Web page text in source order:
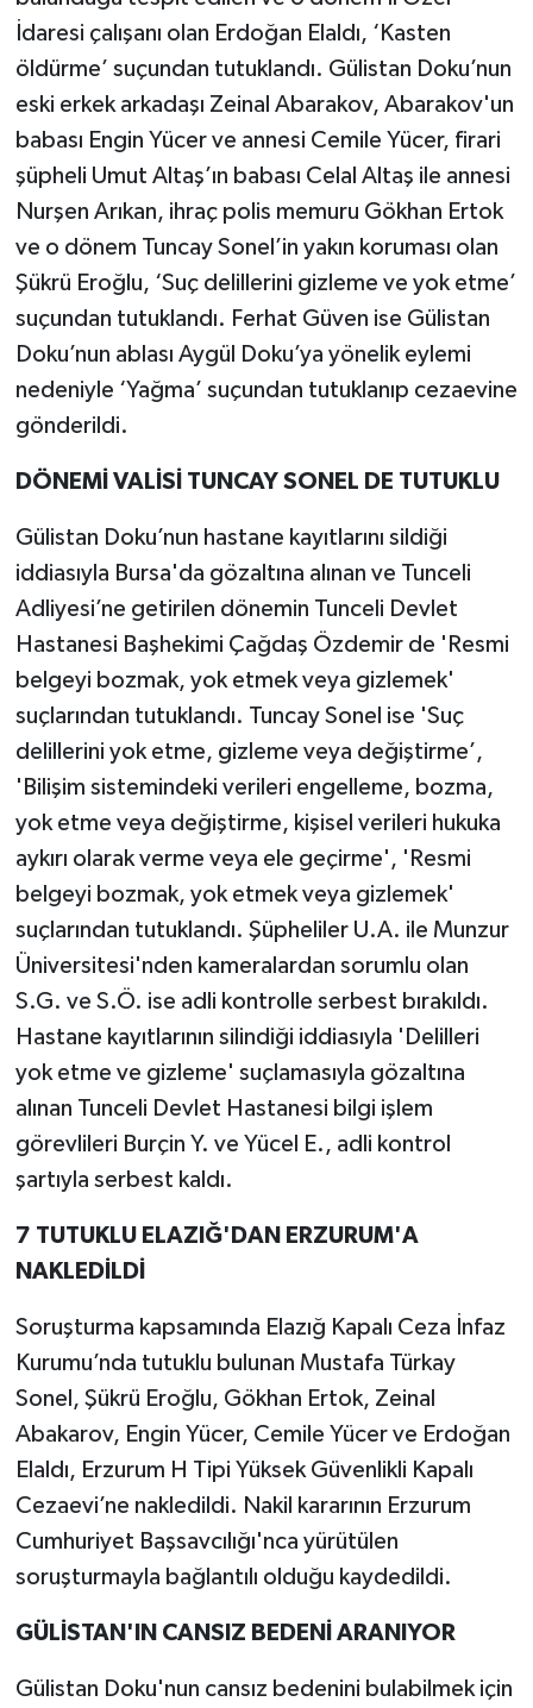
İdaresi çalışanı olan Erdoğan Elaldı, ‘Kasten
öldürme’ suçundan tutuklandı. Gülistan Doku’nun
eski erkek arkadaşı Zeinal Abarakov, Abarakov'un
babası Engin Yücer ve annesi Cemile Yücer, firari
şüpheli Umut Altaş’ın babası Celal Altaş ile annesi
Nurşen Arıkan, ihraç polis memuru Gökhan Ertok
ve o dönem Tuncay Sonel’in yakın koruması olan
Şükrü Eroğlu, ‘Suç delillerini gizleme ve yok etme’
suçundan tutuklandı. Ferhat Güven ise Gülistan
Doku’nun ablası Aygül Doku’ya yönelik eylemi
nedeniyle ‘Yağma’ suçundan tutuklanıp cezaevine
gönderildi.
DÖNEMİ VALİSİ TUNCAY SONEL DE TUTUKLU
Gülistan Doku’nun hastane kayıtlarını sildiği
iddiasıyla Bursa'da gözaltına alınan ve Tunceli
Adliyesi’ne getirilen dönemin Tunceli Devlet
Hastanesi Başhekimi Çağdaş Özdemir de 'Resmi
belgeyi bozmak, yok etmek veya gizlemek'
suçlarından tutuklandı. Tuncay Sonel ise 'Suç
delillerini yok etme, gizleme veya değiştirme’,
'Bilişim sistemindeki verileri engelleme, bozma,
yok etme veya değiştirme, kişisel verileri hukuka
aykırı olarak verme veya ele geçirme', 'Resmi
belgeyi bozmak, yok etmek veya gizlemek'
suçlarından tutuklandı. Şüpheliler U.A. ile Munzur
Üniversitesi'nden kameralardan sorumlu olan
S.G. ve S.Ö. ise adli kontrolle serbest bırakıldı.
Hastane kayıtlarının silindiği iddiasıyla 'Delilleri
yok etme ve gizleme' suçlamasıyla gözaltına
alınan Tunceli Devlet Hastanesi bilgi işlem
görevlileri Burçin Y. ve Yücel E., adli kontrol
şartıyla serbest kaldı.
7 TUTUKLU ELAZIĞ'DAN ERZURUM'A
NAKLEDİLDİ
Soruşturma kapsamında Elazığ Kapalı Ceza İnfaz
Kurumu’nda tutuklu bulunan Mustafa Türkay
Sonel, Şükrü Eroğlu, Gökhan Ertok, Zeinal
Abakarov, Engin Yücer, Cemile Yücer ve Erdoğan
Elaldı, Erzurum H Tipi Yüksek Güvenlikli Kapalı
Cezaevi’ne nakledildi. Nakil kararının Erzurum
Cumhuriyet Başsavcılığı'nca yürütülen
soruşturmayla bağlantılı olduğu kaydedildi.
GÜLİSTAN'IN CANSIZ BEDENİ ARANIYOR
Gülistan Doku'nun cansız bedenini bulabilmek için